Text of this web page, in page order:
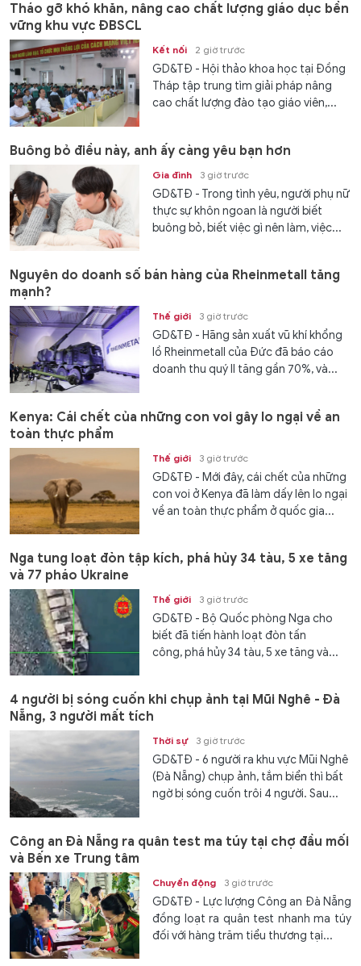
Tháo gỡ khó khăn, nâng cao chất lượng giáo dục bền
vững khu vực ĐBSCL
Kết nối 2 giờ trước
GD&TĐ - Hội thảo khoa học tại Đồng
Tháp tập trung tìm giải pháp nâng
cao chất lượng đào tạo giáo viên,...
Buông bỏ điều này, anh ấy càng yêu bạn hơn
Gia đình 3 giờ trước
GD&TĐ - Trong tình yêu, người phụ nữ
thực sự khôn ngoan là người biết
buông bỏ, biết việc gì nên làm, việc...
Nguyên do doanh số bán hàng của Rheinmetall tăng
mạnh?
Thế giới 3 giờ trước
GD&TĐ - Hãng sản xuất vũ khí khổng
lồ Rheinmetall của Đức đã báo cáo
doanh thu quý II tăng gần 70%, và...
Kenya: Cái chết của những con voi gây lo ngại về an
toàn thực phẩm
Thế giới 3 giờ trước
GD&TĐ - Mới đây, cái chết của những
con voi ở Kenya đã làm dấy lên lo ngại
về an toàn thực phẩm ở quốc gia...
Nga tung loạt đòn tập kích, phá hủy 34 tàu, 5 xe tăng
và 77 pháo Ukraine
Thế giới 3 giờ trước
GD&TĐ - Bộ Quốc phòng Nga cho
biết đã tiến hành loạt đòn tấn
công, phá hủy 34 tàu, 5 xe tăng và...
4 người bị sóng cuốn khi chụp ảnh tại Mũi Nghê - Đà
Nẵng, 3 người mất tích
Thời sự 3 giờ trước
GD&TĐ - 6 người ra khu vực Mũi Nghê
(Đà Nẵng) chụp ảnh, tắm biển thì bất
ngờ bị sóng cuốn trôi 4 người. Sau...
Công an Đà Nẵng ra quân test ma túy tại chợ đầu mối
và Bến xe Trung tâm
Chuyển động 3 giờ trước
GD&TĐ - Lực lượng Công an Đà Nẵng
đồng loạt ra quân test nhanh ma túy
đối với hàng trăm tiểu thương tại...